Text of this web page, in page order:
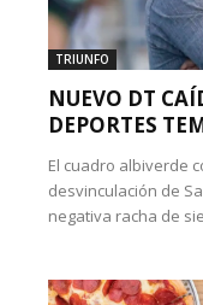
TRIUNFO
NUEVO DT
DEPORTES
El cuadro albiverde
desvinculación de
negativa racha de